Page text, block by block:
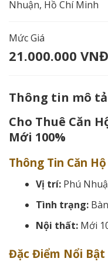
Nhuận, Hồ Chí Minh
Mức Giá
21.000.000
Thông tin mô tả
Cho Thuê Căn
Mới 100%
Thông Tin Căn Hộ
Vị trí:Phú
Tình trạng:
Nội thất:Mới
Đặc Điểm Nổi Bật